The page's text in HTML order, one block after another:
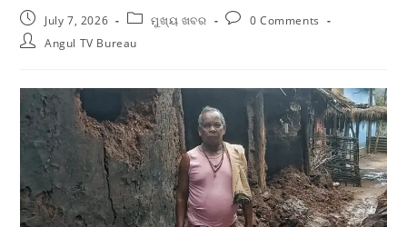
July 7, 2026 ମୁଖ୍ୟ ଖବର
0 Comments
Angul TV Bureau